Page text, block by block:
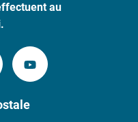
au
Facebook
vers le compte Instagram
Lien vers la chaîne